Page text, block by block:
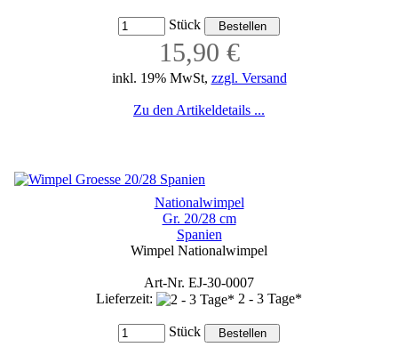
Stück
15,90 €
inkl. 19% MwSt, zzgl. Versand
Zu den Artikeldetails ...
Nationalwimpel
Gr. 20/28 cm
Spanien
Wimpel Nationalwimpel
Art-Nr. EJ-30-0007
Lieferzeit:
2 - 3 Tage*
Stück